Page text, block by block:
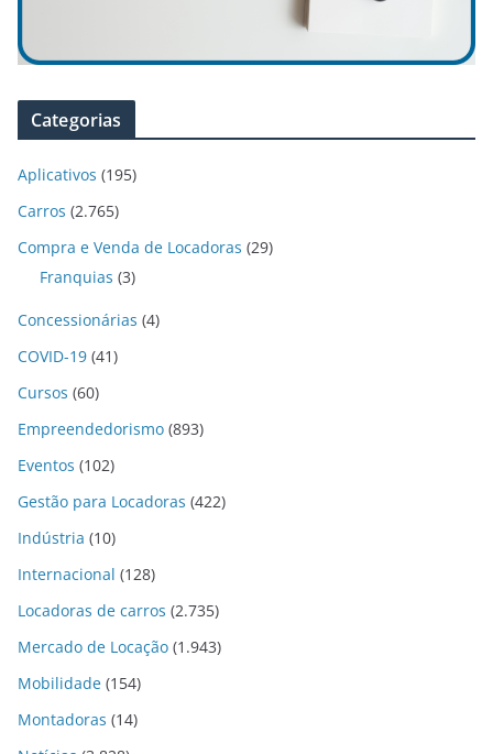
Categorias
Aplicativos (195)
Carros (2.765)
Compra e Venda de Locadoras (29)
Franquias (3)
Concessionárias (4)
COVID-19 (41)
Cursos (60)
Empreendedorismo (893)
Eventos (102)
Gestão para Locadoras (422)
Indústria (10)
Internacional (128)
Locadoras de carros (2.735)
Mercado de Locação (1.943)
Mobilidade (154)
Montadoras (14)